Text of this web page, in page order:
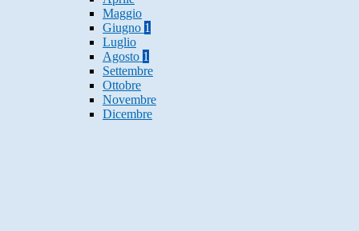
Maggio
Giugno 1
Luglio
Agosto 1
Settembre
Ottobre
Novembre
Dicembre